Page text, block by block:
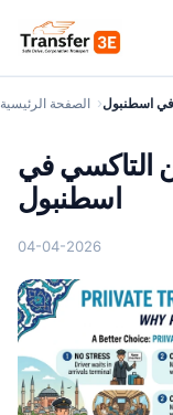
الصفحة الرئيسية في اسطنبول
التاكسي في
اسطنبول
04-04-2026